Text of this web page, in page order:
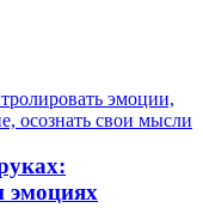
эмоциях